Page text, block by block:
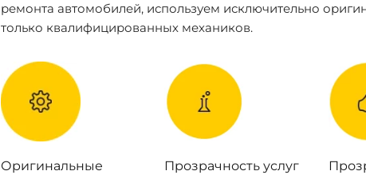
ремонта автомобилей, используем исключительно
только квалифицированных механиков.
Оригинальные
Прозрачность услуг